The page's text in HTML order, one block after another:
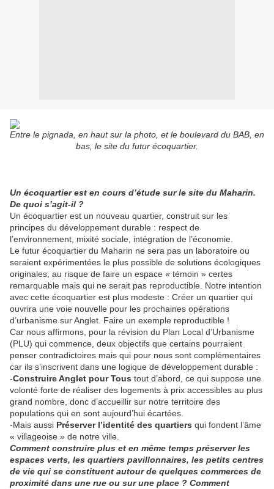
Entre le pignada, en haut sur la photo, et le boulevard du BAB, en
bas, le site du futur écoquartier.
Un écoquartier est en cours d’étude sur le site du Maharin.
De quoi s’agit-il ?
Un écoquartier est un nouveau quartier, construit sur les
principes du développement durable : respect de
l’environnement, mixité sociale, intégration de l’économie.
Le futur écoquartier du Maharin ne sera pas un laboratoire ou
seraient expérimentées le plus possible de solutions écologiques
originales, au risque de faire un espace « témoin » certes
remarquable mais qui ne serait pas reproductible. Notre intention
avec cette écoquartier est plus modeste : Créer un quartier qui
ouvrira une voie nouvelle pour les prochaines opérations
d’urbanisme sur Anglet. Faire un exemple reproductible !
Car nous affirmons, pour la révision du Plan Local d’Urbanisme
(PLU) qui commence, deux objectifs que certains pourraient
penser contradictoires mais qui pour nous sont complémentaires
car ils s’inscrivent dans une logique de développement durable :
-Construire Anglet pour Tous tout d’abord, ce qui suppose une
volonté forte de réaliser des logements à prix accessibles au plus
grand nombre, donc d’accueillir sur notre territoire des
populations qui en sont aujourd’hui écartées.
-Mais aussi Préserver l’identité des quartiers qui fondent l’âme
« villageoise » de notre ville.
Comment construire plus et en même temps préserver les
espaces verts, les quartiers pavillonnaires, les petits centres
de vie qui se constituent autour de quelques commerces de
proximité dans une rue ou sur une place ? Comment